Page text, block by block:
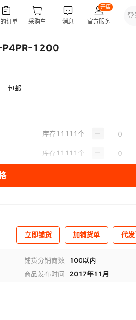
1200
包邮
库存11111 个
库存11111 个
立即铺货 加铺货单 代
铺货分销商数
100以内
商品发布时间 2017年11月